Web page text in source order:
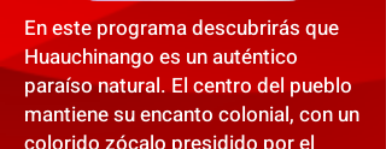
En este programa descubrirás que
Huauchinango es un auténtico
paraíso natural. El centro del pueblo
mantiene su encanto colonial, con un